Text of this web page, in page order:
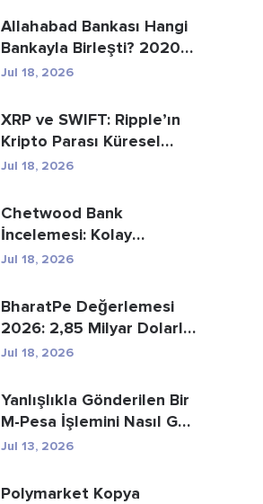
Allahabad Bankası Hangi
Bankayla Birleşti? 2020
Yılı Haberinin...
Jul 18, 2026
XRP ve SWIFT: Ripple’ın
Kripto Parası Küresel
Ödemelerin Yer...
Jul 18, 2026
Chetwood Bank
İncelemesi: Kolay
Tasarruf ve Güvenli
Jul 18, 2026
BharatPe Değerlemesi
2026: 2,85 Milyar Dolarlık
Fintech Unicorn ...
Jul 18, 2026
Yanlışlıkla Gönderilen Bir
M-Pesa İşlemini Nasıl Geri
Alabi...
Jul 13, 2026
Polymarket Kopya